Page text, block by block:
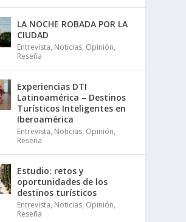
LA NOCHE ROBADA POR LA
CIUDAD
Entrevista, Noticias, Opinión,
Reseña
Experiencias DTI
Latinoamérica – Destinos
Turísticos Inteligentes en
Iberoamérica
Entrevista, Noticias, Opinión,
Reseña
Estudio: retos y
oportunidades de los
destinos turísticos
Entrevista, Noticias, Opinión,
Reseña